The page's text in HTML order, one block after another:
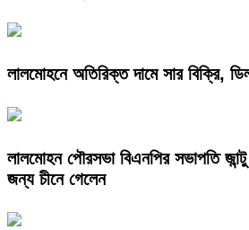
লালমোহনে অতিরিক্ত দামে সার বিক্রি,
লালমোহন পৌরসভা বিএনপির সভাপতি
জন্য চীনে গেলেন